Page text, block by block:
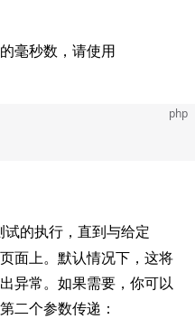
毫秒数，请使用
php
的执行，直到与给定
面上。默认情况下，这将
异常。如果需要，你可以
二个参数传递：